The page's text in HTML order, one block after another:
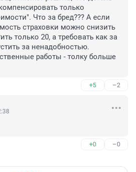
только
Что за бред??? А если
страховки можно снизить
только 20, а требовать как за
за ненадобностью.
работы - толку больше
+5 –2
+0 –0